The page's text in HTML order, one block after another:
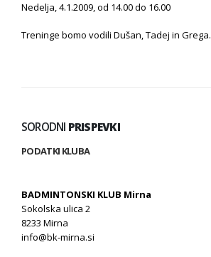
Nedelja, 4.1.2009, od 14.00 do 16.00
Treninge bomo vodili Dušan, Tadej in Grega.
SORODNI PRISPEVKI
PODATKI KLUBA
BADMINTONSKI KLUB Mirna
Sokolska ulica 2
8233 Mirna
info@bk-mirna.si